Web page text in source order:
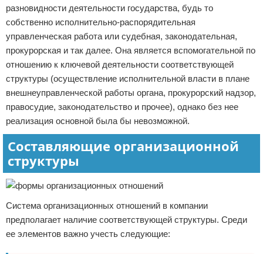
разновидности деятельности государства, будь то
собственно исполнительно-распорядительная
управленческая работа или судебная, законодательная,
прокурорская и так далее. Она является вспомогательной по
отношению к ключевой деятельности соответствующей
структуры (осуществление исполнительной власти в плане
внешнеуправленческой работы органа, прокурорский надзор,
правосудие, законодательство и прочее), однако без нее
реализация основной была бы невозможной.
Составляющие организационной
структуры
Система организационных отношений в компании
предполагает наличие соответствующей структуры. Среди
ее элементов важно учесть следующие: